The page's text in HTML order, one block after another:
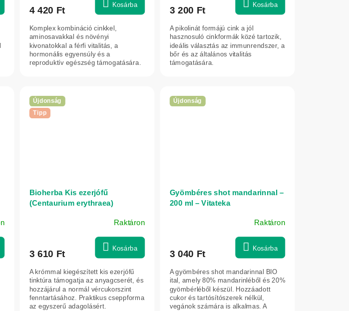
4 420 Ft Kosárba
Komplex kombináció cinkkel,
aminosavakkal és növényi
kivonatokkal a férfi vitalitás, a
hormonális egyensúly és a
reproduktív egészség támogatására.
3 200 Ft Kosárba
A pikolinát formájú cink a jól
hasznosuló cinkformák közé tartozik,
ideális választás az immunrendszer, a
bőr és az általános vitalitás
támogatására.
Újdonság
Tipp
Bioherba Kis ezerjófű
(Centaurium erythraea)
Raktáron
3 610 Ft Kosárba
A krómmal kiegészített kis ezerjófű
tinktúra támogatja az anyagcserét, és
hozzájárul a normál vércukorszint
fenntartásához. Praktikus cseppforma
az egyszerű adagolásért.
Újdonság
Gyömbéres shot mandarinnal –
200 ml – Vitateka
Raktáron
3 040 Ft Kosárba
A gyömbéres shot mandarinnal BIO
ital, amely 80% mandarinléből és 20%
gyömbérléből készül. Hozzáadott
cukor és tartósítószerek nélkül,
vegánok számára is alkalmas. A